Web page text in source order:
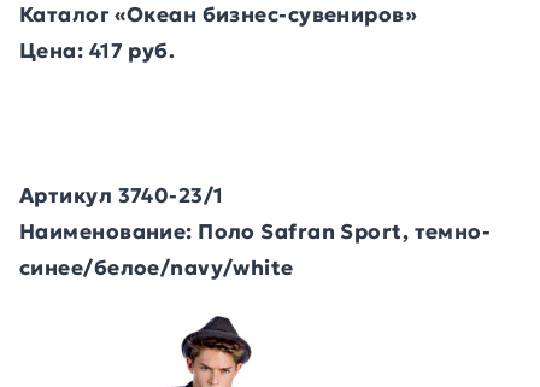
Каталог «Океан бизнес-сувениров»
Цена: 417 руб.
Артикул 3740-23/1
Наименование: Поло Safran Sport, темно-
синее/белое/navy/white